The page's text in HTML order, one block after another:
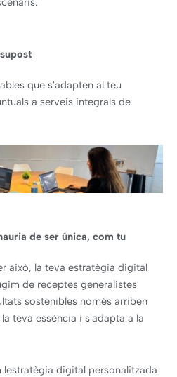
que s'adapten al teu
a serveis integrals de
de ser única, com tu
això, la teva estratègia digital
de receptes generalistes
sostenibles només arriben
teva essència i s'adapta a la
lestratègia digital personalitzada